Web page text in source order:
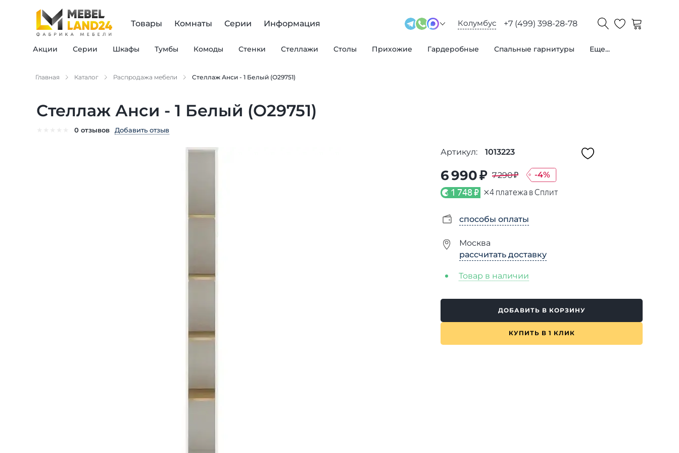
Товары
Акции Серии Шкафы Тумбы Комоды Стенки Стеллажи Столы Прихожие Гардеробные Спальные гарнитуры Еще...
Комнаты Серии Информация Колумбус +7 (499) 398-28-78
Главная Каталог Распродажа мебели Стеллаж Анси - 1 Белый (О29751)
Стеллаж Анси - 1 Белый (О29751)
0 отзывов Добавить отзыв
Артикул: 1013223
6 990 ₽ 7 290 ₽ -4%
1 748 ₽ ×4 платежа в Сплит
способы оплаты
Москва
рассчитать доставку
Товар в наличии
ДОБАВИТЬ В КОРЗИНУ
КУПИТЬ В 1 КЛИК